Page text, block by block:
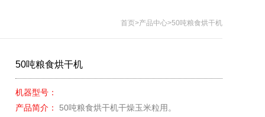
首页>产品中心>50吨粮食烘干机
50吨粮食烘干机
机器型号：
产品简介：
50吨粮食烘干机干燥玉米粒用。